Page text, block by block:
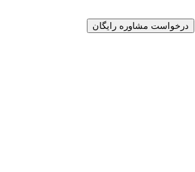
درخواست مشاوره رایگان